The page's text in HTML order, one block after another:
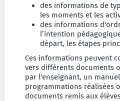
des informations de
les moments et les
des informations
l’intention
départ, les étapes
Ces informations peuvent
vers différents documents
par l'enseignant, un
programmations réalisées
documents remis aux